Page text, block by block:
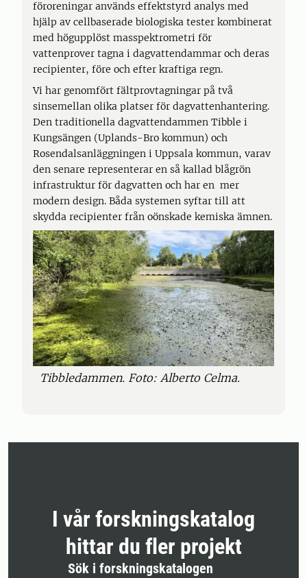
föroreningar används effektstyrd analys med
hjälp av cellbaserade biologiska tester kombinerat
med högupplöst masspektrometri för
vattenprover tagna i dagvattendammar och deras
recipienter, före och efter kraftiga regn.
Vi har genomfört fältprovtagningar på två
sinsemellan olika platser för dagvattenhantering.
Den traditionella dagvattendammen Tibble i
Kungsängen (Uplands-Bro kommun) och
Rosendalsanläggningen i Uppsala kommun, varav
den senare representerar en så kallad blågrön
infrastruktur för dagvatten och har en mer
modern design. Båda systemen syftar till att
skydda recipienter från oönskade kemiska ämnen.
Tibbledammen. Foto: Alberto Celma.
I vår forskningskatalog
hittar du fler projekt
Sök i forskningskatalogen